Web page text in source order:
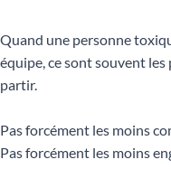
Quand une personne
équipe, ce sont souvent
partir.
Pas forcément les moins
Pas forcément les moins